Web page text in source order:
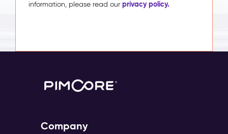
information, please read our privacy policy.
Company